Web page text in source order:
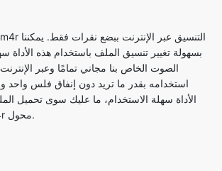
بسهولة تغيير تنسيق الملف باستخدام هذه الأداة
الصوت الخاص بنا مجاني تمامًا وعبر
استخدامه بقدر ما تريد دون إنفاق فلس واحد
الأداة سهلة الاستخدام، ما عليك سوى تحميل
على ملف تنسيق m4r محول.